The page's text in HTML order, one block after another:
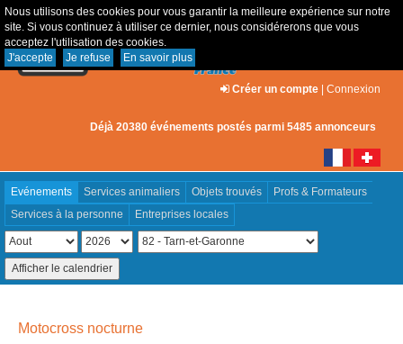
Nous utilisons des cookies pour vous garantir la meilleure expérience sur notre
site. Si vous continuez à utiliser ce dernier, nous considérerons que vous
acceptez l'utilisation des cookies.
J'accepte
Je refuse En savoir plus
Créer un compte | Connexion
Déjà 20380 événements postés parmi 5485 annonceurs
Evénements Services animaliers Objets trouvés
Profs & Formateurs
Services à la personne
Entreprises locales
Motocross nocturne